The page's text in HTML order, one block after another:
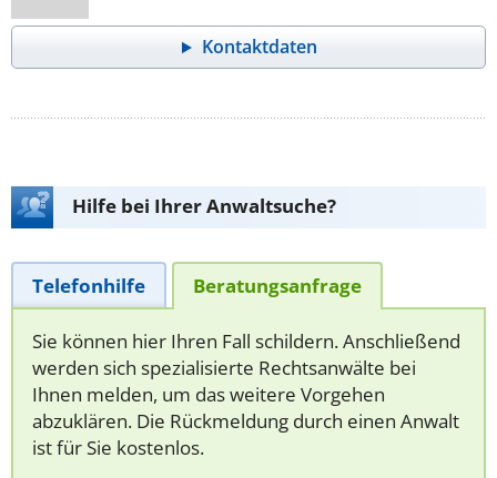
Kontaktdaten
Hilfe bei Ihrer Anwaltsuche?
Telefonhilfe Beratungsanfrage
Sie können hier Ihren Fall schildern. Anschließend
werden sich spezialisierte Rechtsanwälte bei
Ihnen melden, um das weitere Vorgehen
abzuklären. Die Rückmeldung durch einen Anwalt
ist für Sie kostenlos.